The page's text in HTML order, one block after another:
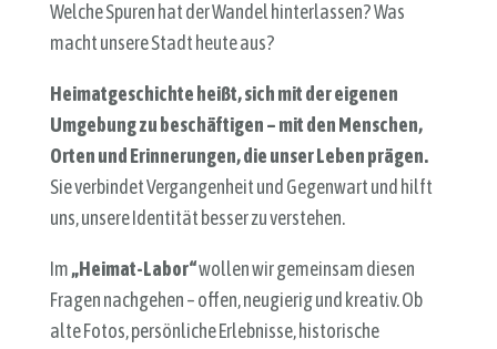
Welche Spuren hat der Wandel hinterlassen? Was
macht unsere Stadt heute aus?
Heimatgeschichte heißt, sich mit der eigenen
Umgebung zu beschäftigen – mit den Menschen,
Orten und Erinnerungen, die unser Leben prägen.
Sie verbindet Vergangenheit und Gegenwart und hilft
uns, unsere Identität besser zu verstehen.
Im„Heimat-Labor“wollen wir gemeinsam diesen
Fragen nachgehen – offen, neugierig und kreativ. Ob
alte Fotos, persönliche Erlebnisse, historische